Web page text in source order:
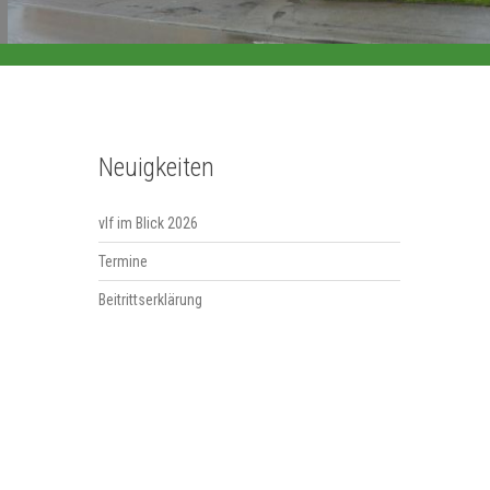
Neuigkeiten
vlf im Blick 2026
Termine
Beitrittserklärung